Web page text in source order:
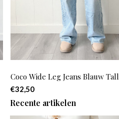
Coco Wide Leg Jeans Blauw Tall
€32,50
Recente artikelen